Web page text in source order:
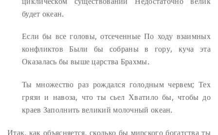
будет океан.
Если бы все головы, отсеченные По ходу взаимных
конфликтов Были бы собраны в гору, куча эта
Оказалась бы выше царства Брахмы.
Ты множество раз рождался голодным червем; Тех
грязи и навоза, что ты сьел Хватило бы, чтобы до
краев Заполнить великий молочный океан.
Итак, как объясняется, сколько бы мирского богатства ты